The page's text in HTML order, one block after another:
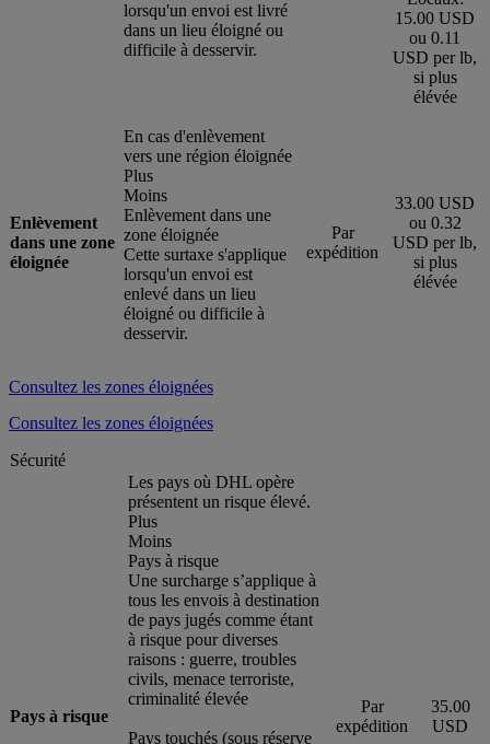
lorsqu'un envoi est livré
dans un lieu éloigné ou
difficile à desservir.
15.00 USD
ou 0.11
USD per lb,
si plus
élévée
Enlèvement
dans une zone
éloignée
En cas d'enlèvement
vers une région éloignée
Plus
Moins
Enlèvement dans une
zone éloignée
Cette surtaxe s'applique
lorsqu'un envoi est
enlevé dans un lieu
éloigné ou difficile à
desservir.
Par
expédition
33.00 USD
ou 0.32
USD per lb,
si plus
élévée
Consultez les zones éloignées
Consultez les zones éloignées
Sécurité
Pays à risque
Les pays où DHL opère
présentent un risque élevé.
Plus
Moins
Pays à risque
Une surcharge s’applique à
tous les envois à destination
de pays jugés comme étant
à risque pour diverses
raisons : guerre, troubles
civils, menace terroriste,
criminalité élevée
Pays touchés (sous réserve
Par
expédition
35.00
USD